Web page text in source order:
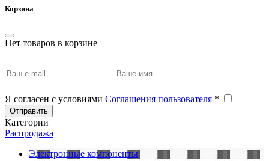
Корзина
Нет товаров в корзине
Я согласен с условиями Соглашения пользователя *
Отправить
Категории
Распродажа
Электронные компоненты